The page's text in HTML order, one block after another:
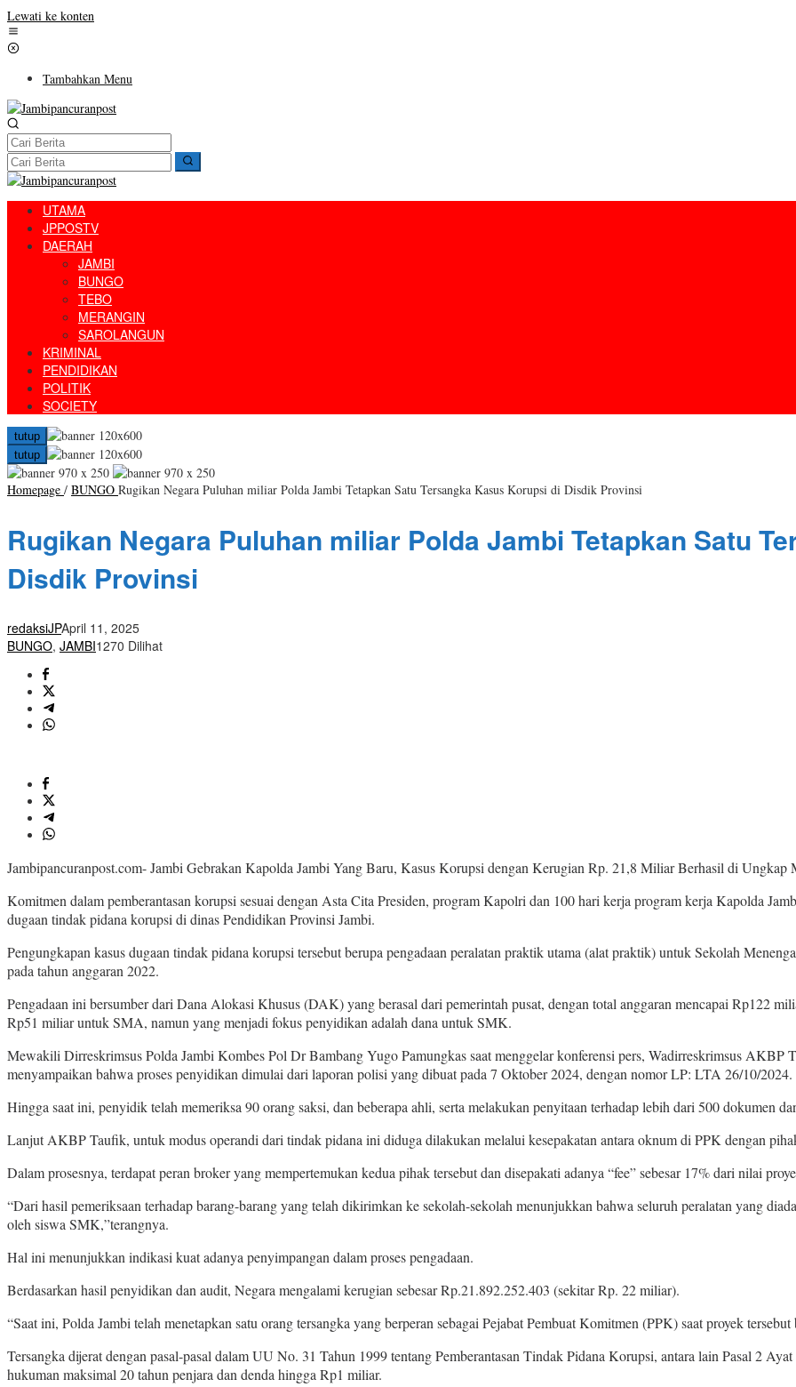
Lewati ke konten
Tambahkan Menu
UTAMA
JPPOSTV
DAERAH
JAMBI
BUNGO
TEBO
MERANGIN
SAROLANGUN
KRIMINAL
PENDIDIKAN
POLITIK
SOCIETY
tutup
tutup
Homepage / BUNGO Rugikan Negara Puluhan miliar Polda Jambi Tetapkan Satu Tersangka Kasus Korupsi di Disdik Provinsi
Rugikan Negara Puluhan miliar Polda Jambi Tetapkan Satu
Disdik Provinsi
redaksiJPApril 11, 2025
BUNGO, JAMBI1270 Dilihat
Jambipancuranpost.com- Jambi Gebrakan Kapolda Jambi Yang Baru, Kasus Korupsi dengan Kerugian Rp. 21,8 Miliar Berhasil di Ungkap
Komitmen dalam pemberantasan korupsi sesuai dengan Asta Cita Presiden, program Kapolri dan 100 hari kerja program kerja Kapolda
dugaan tindak pidana korupsi di dinas Pendidikan Provinsi Jambi.
Pengungkapan kasus dugaan tindak pidana korupsi tersebut berupa pengadaan peralatan praktik utama (alat praktik) untuk Sekolah
pada tahun anggaran 2022.
Pengadaan ini bersumber dari Dana Alokasi Khusus (DAK) yang berasal dari pemerintah pusat, dengan total anggaran mencapai Rp122
Rp51 miliar untuk SMA, namun yang menjadi fokus penyidikan adalah dana untuk SMK.
Mewakili Dirreskrimsus Polda Jambi Kombes Pol Dr Bambang Yugo Pamungkas saat menggelar konferensi pers, Wadirreskrimsus
menyampaikan bahwa proses penyidikan dimulai dari laporan polisi yang dibuat pada 7 Oktober 2024, dengan nomor LP: LTA 26/10/2024.
Hingga saat ini, penyidik telah memeriksa 90 orang saksi, dan beberapa ahli, serta melakukan penyitaan terhadap lebih dari 500 dokumen
Lanjut AKBP Taufik, untuk modus operandi dari tindak pidana ini diduga dilakukan melalui kesepakatan antara oknum di PPK dengan
Dalam prosesnya, terdapat peran broker yang mempertemukan kedua pihak tersebut dan disepakati adanya “fee” sebesar 17% dari nilai
“Dari hasil pemeriksaan terhadap barang-barang yang telah dikirimkan ke sekolah-sekolah menunjukkan bahwa seluruh peralatan yang
oleh siswa SMK,”terangnya.
Hal ini menunjukkan indikasi kuat adanya penyimpangan dalam proses pengadaan.
Berdasarkan hasil penyidikan dan audit, Negara mengalami kerugian sebesar Rp.21.892.252.403 (sekitar Rp. 22 miliar).
“Saat ini, Polda Jambi telah menetapkan satu orang tersangka yang berperan sebagai Pejabat Pembuat Komitmen (PPK) saat proyek
Tersangka dijerat dengan pasal-pasal dalam UU No. 31 Tahun 1999 tentang Pemberantasan Tindak Pidana Korupsi, antara lain Pasal 2
hukuman maksimal 20 tahun penjara dan denda hingga Rp1 miliar.